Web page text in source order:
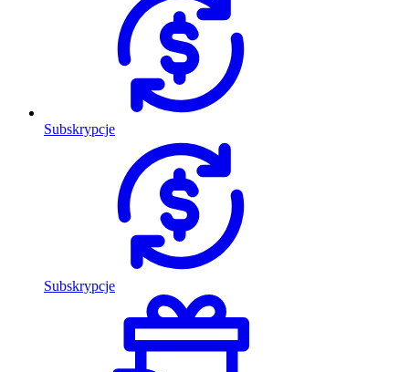
Subskrypcje
Subskrypcje